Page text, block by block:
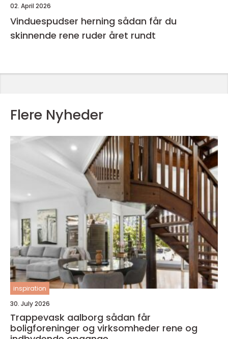
02. April 2026
Vinduespudser herning sådan får du
skinnende rene ruder året rundt
Flere Nyheder
inspiration
30. July 2026
Trappevask aalborg sådan får
boligforeninger og virksomheder rene og